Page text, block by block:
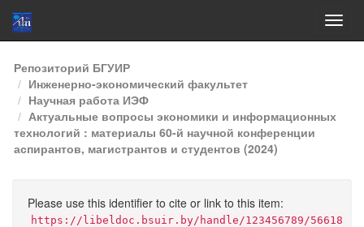
Skip
navigation
Репозиторий БГУИР
Инженерно-экономический факультет
Научная работа ИЭФ
Актуальные вопросы экономики и информационных
технологий : материалы 60-й научной конференции
аспирантов, магистрантов и студентов (2024)
Please use this identifier to cite or link to this item:
https://libeldoc.bsuir.by/handle/123456789/56618